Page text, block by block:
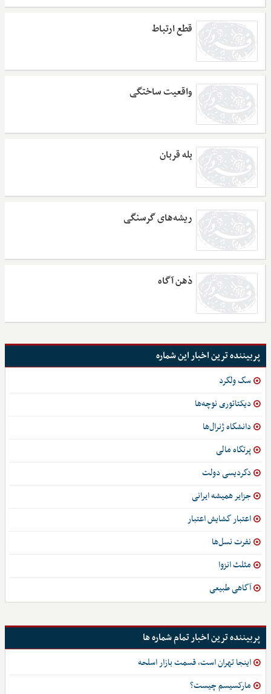
قطع ارتباط
واقعیت ساختگی
بله قربان
ریشه‌های گرسنگی
ذهن آگاه
پربیننده ترین اخبار این شماره
سگ ولگرد
دیکتاتوری نوچه‌ها
دانشگاه ژنرال‌ها
پرتگاه مالی
دگردیسی دولت
جزایر همیشه ایرانی
اعتبار گشایش اعتبار
نفرت نسل‌ها
مثلث انزوا
آگاهی طبیعی
پربیننده ترین اخبار تمام شماره ها
اینجا تهران است، قسمت بازار اسلحه
مارکسیسم چیست؟